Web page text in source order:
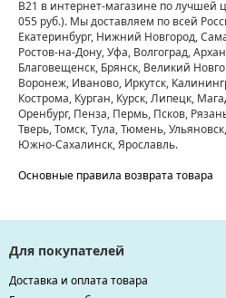
B21 в интернет-магазине по лучшей
055 руб.). Мы доставляем по всей
Екатеринбург, Нижний Новгород,
Ростов-на-Дону, Уфа, Волгоград,
Благовещенск, Брянск, Великий
Воронеж, Иваново, Иркутск,
Кострома, Курган, Курск, Липецк,
Оренбург, Пенза, Пермь, Псков,
Тверь, Томск, Тула, Тюмень,
Южно-Сахалинск, Ярославль.
Основные правила возврата товара
Для покупателей
Доставка и оплата товара